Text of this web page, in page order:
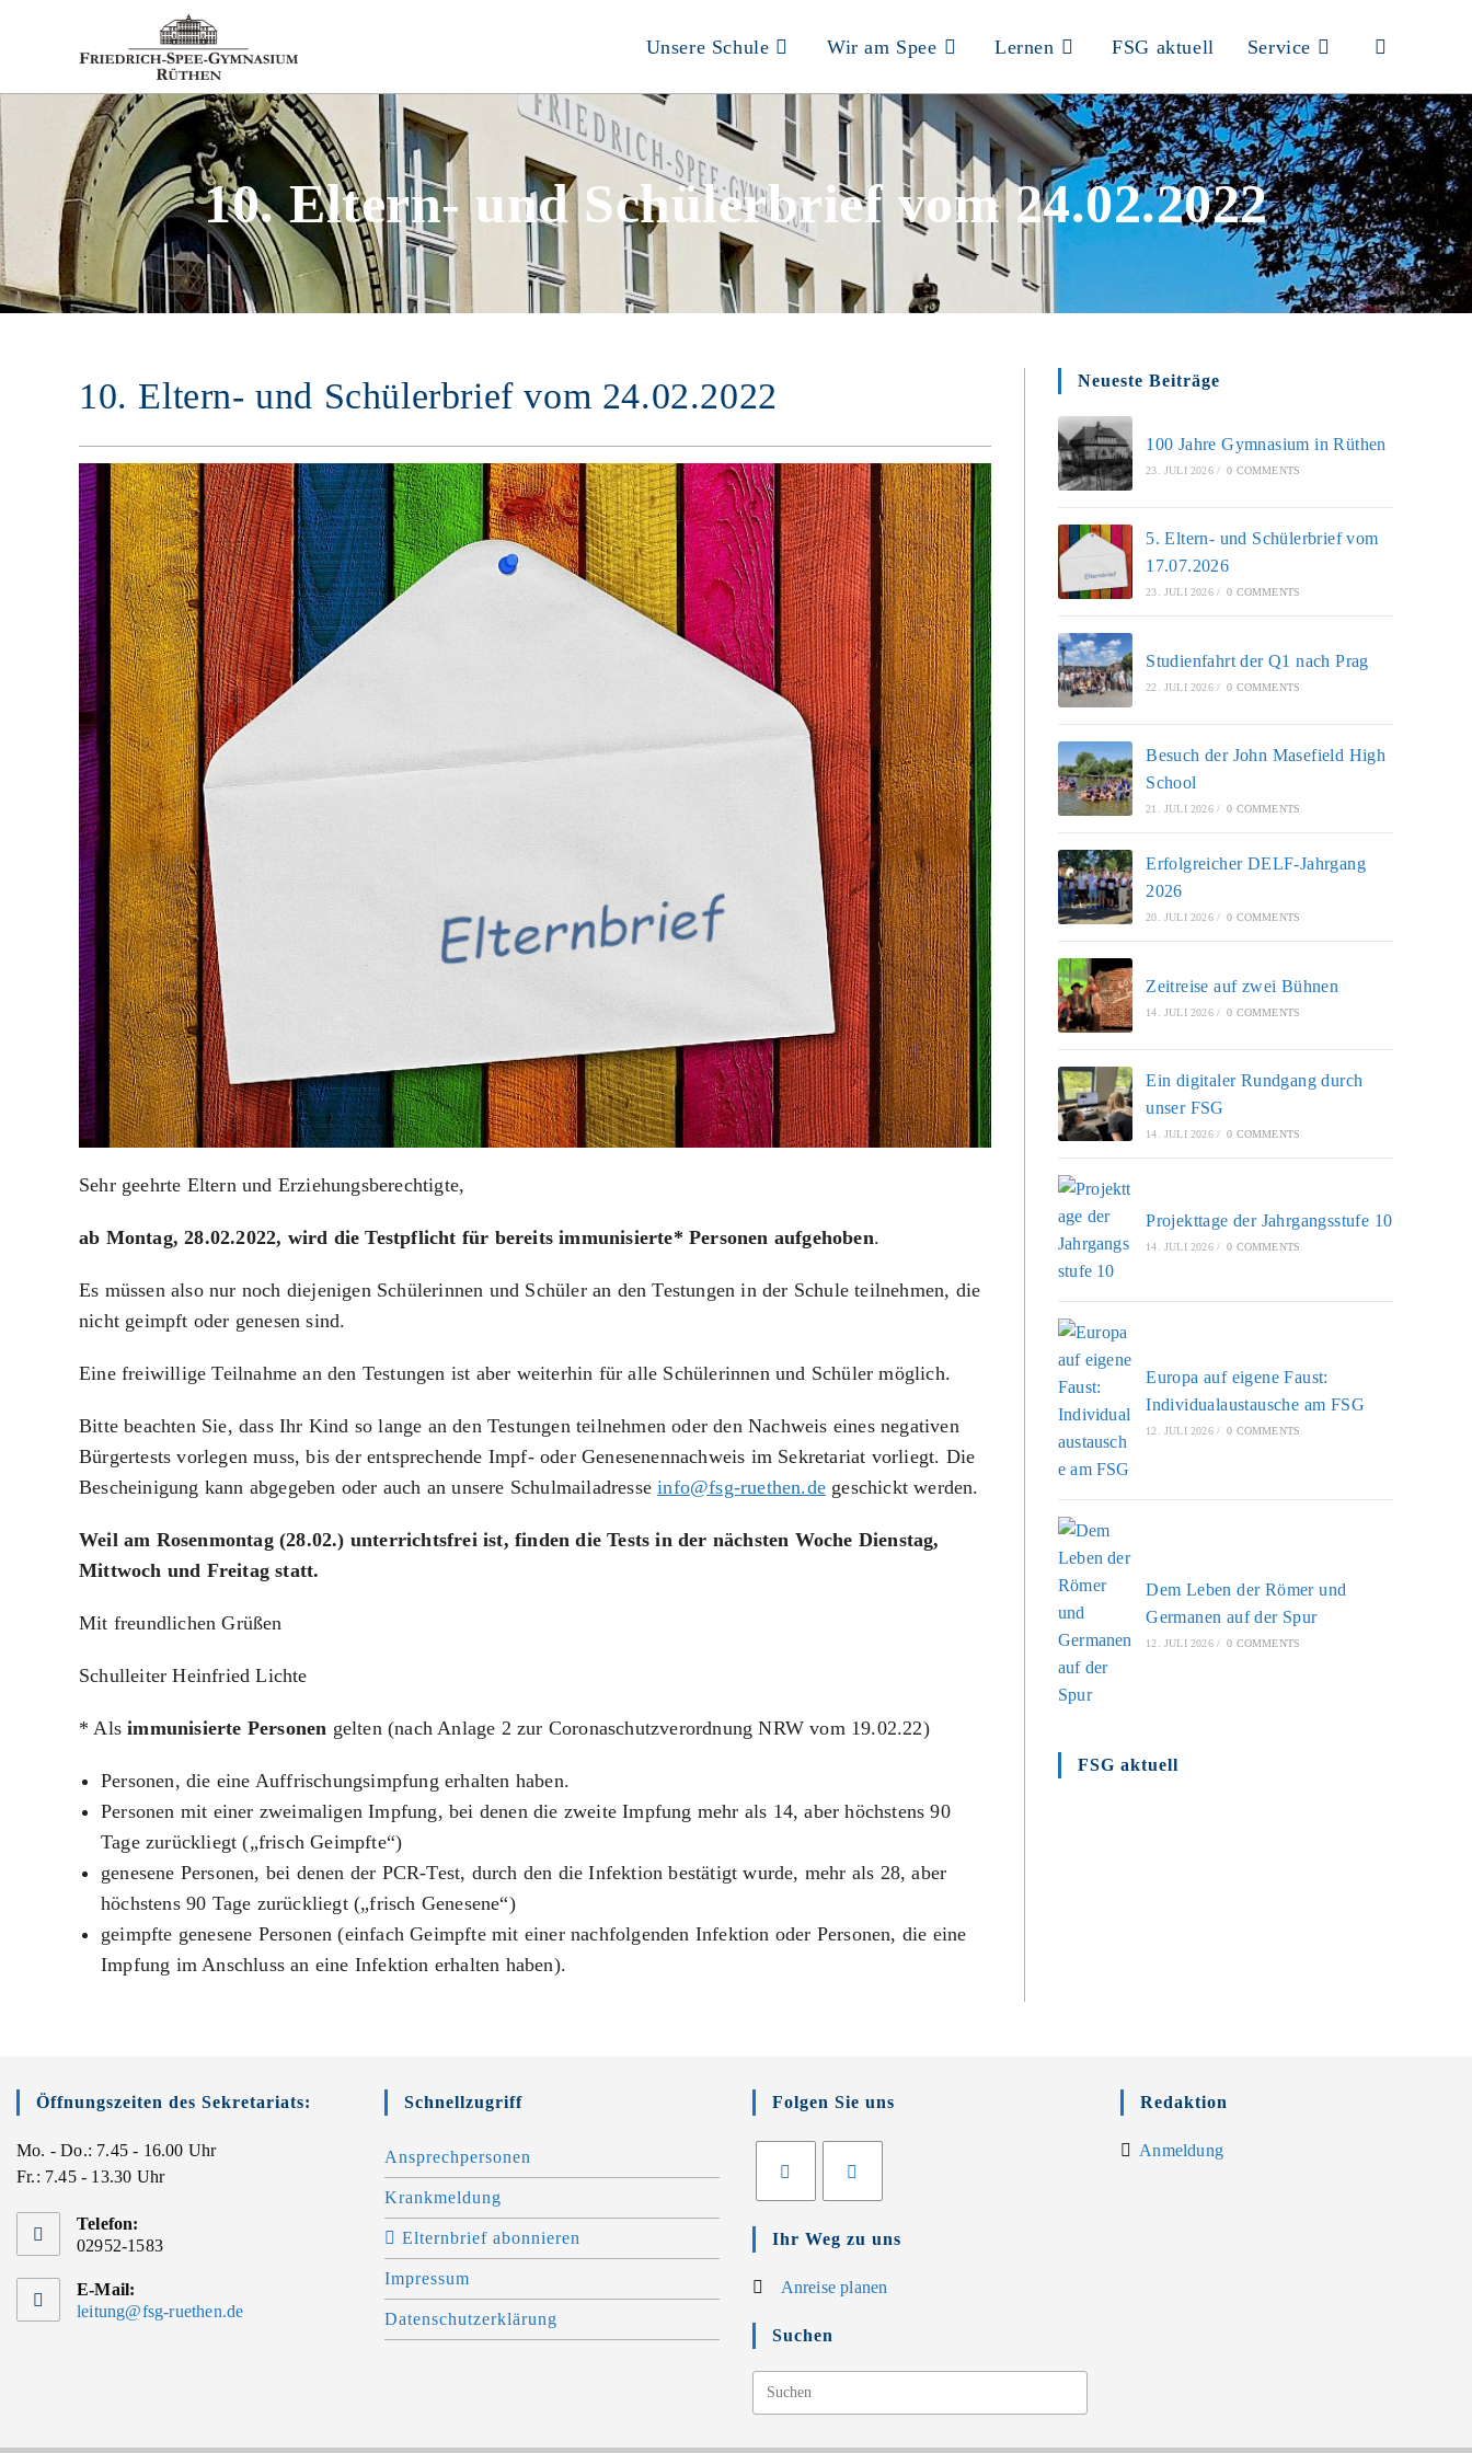
Unsere Schule Wir am Spee Lernen FSG aktuell Service
10. Eltern- und Schülerbrief vom 24.02.2022
10. Eltern- und Schülerbrief vom 24.02.2022
Sehr geehrte Eltern und Erziehungsberechtigte,
ab Montag, 28.02.2022, wird die Testpflicht für bereits immunisierte* Personen aufgehoben.
Es müssen also nur noch diejenigen Schülerinnen und Schüler an den Testungen in der Schule teilnehmen, die
nicht geimpft oder genesen sind.
Eine freiwillige Teilnahme an den Testungen ist aber weiterhin für alle Schülerinnen und Schüler möglich.
Bitte beachten Sie, dass Ihr Kind so lange an den Testungen teilnehmen oder den Nachweis eines negativen
Bürgertests vorlegen muss, bis der entsprechende Impf- oder Genesenennachweis im Sekretariat vorliegt. Die
Bescheinigung kann abgegeben oder auch an unsere Schulmailadresseinfo@fsg-ruethen.de geschickt werden.
Weil am Rosenmontag (28.02.) unterrichtsfrei ist, finden die Tests in der nächsten Woche Dienstag,
Mittwoch und Freitag statt.
Mit freundlichen Grüßen
Schulleiter Heinfried Lichte
* Alsimmunisierte Personen gelten (nach Anlage 2 zur Coronaschutzverordnung NRW vom 19.02.22)
Personen, die eine Auffrischungsimpfung erhalten haben.
Personen mit einer zweimaligen Impfung, bei denen die zweite Impfung mehr als 14, aber höchstens 90
Tage zurückliegt („frisch Geimpfte“)
genesene Personen, bei denen der PCR-Test, durch den die Infektion bestätigt wurde, mehr als 28, aber
höchstens 90 Tage zurückliegt („frisch Genesene“)
geimpfte genesene Personen (einfach Geimpfte mit einer nachfolgenden Infektion oder Personen, die eine
Impfung im Anschluss an eine Infektion erhalten haben).
Neueste Beiträge
100 Jahre Gymnasium in Rüthen
23. JULI 2026 / 0 COMMENTS
5. Eltern- und Schülerbrief vom
17.07.2026
23. JULI 2026 / 0 COMMENTS
Studienfahrt der Q1 nach Prag
22. JULI 2026 / 0 COMMENTS
Besuch der John Masefield High
School
21. JULI 2026 / 0 COMMENTS
Erfolgreicher DELF-Jahrgang
2026
20. JULI 2026 / 0 COMMENTS
Zeitreise auf zwei Bühnen
14. JULI 2026 / 0 COMMENTS
Ein digitaler Rundgang durch
unser FSG
14. JULI 2026 / 0 COMMENTS
Projekttage der Jahrgangsstufe 10
14. JULI 2026 / 0 COMMENTS
Europa auf eigene Faust:
Individualaustausche am FSG
12. JULI 2026 / 0 COMMENTS
Dem Leben der Römer und
Germanen auf der Spur
12. JULI 2026 / 0 COMMENTS
FSG aktuell
Öffnungszeiten des Sekretariats:
Mo. - Do.: 7.45 - 16.00 Uhr
Fr.: 7.45 - 13.30 Uhr
Telefon:
02952-1583
E-Mail:
leitung@fsg-ruethen.de
Schnellzugriff
Ansprechpersonen
Krankmeldung
Elternbrief abonnieren
Impressum
Datenschutzerklärung
Folgen Sie uns
Ihr Weg zu uns
Anreise planen
Suchen
Redaktion
Anmeldung